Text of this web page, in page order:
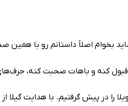
بخوام اصلاً داستانم رو با همین
کنه و باهات صحبت کنه، حرف‌های
را در پیش گرفتیم. با هدایت گیلا